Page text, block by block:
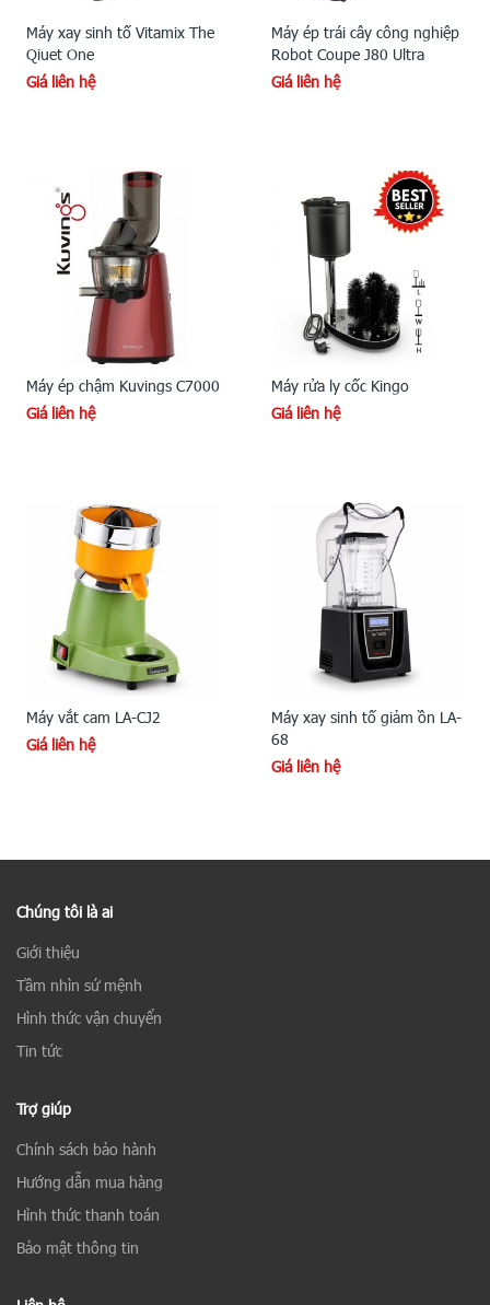
Máy xay sinh tố Vitamix The
Qiuet One
Giá liên hệ
Máy ép trái cây công nghiệp
Robot Coupe J80 Ultra
Giá liên hệ
Máy ép chậm Kuvings C7000
Giá liên hệ
Máy rửa ly cốc Kingo
Giá liên hệ
Máy vắt cam LA-CJ2
Giá liên hệ
Máy xay sinh tố giảm ồn LA-
68
Giá liên hệ
Chúng tôi là ai
Giới thiệu
Tầm nhìn sứ mệnh
Hình thức vận chuyển
Tin tức
Trợ giúp
Chính sách bảo hành
Hướng dẫn mua hàng
Hình thức thanh toán
Bảo mật thông tin